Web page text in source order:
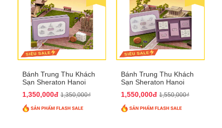
Bánh Trung Thu Khách
Sạn Sheraton Hanoi
1,350,000đ 1,350,000₫
Bánh Trung Thu Khách
Sạn Sheraton Hanoi
1,550,000đ 1,550,000₫